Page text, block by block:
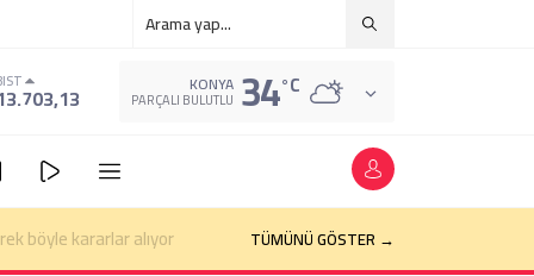
KONYA
PARÇALI BULUTLU 34°C
böyle kararlar alıyor TÜMÜNÜ GÖSTER →